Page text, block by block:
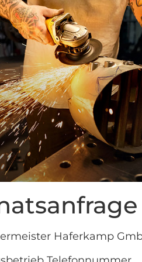
Haferkamp